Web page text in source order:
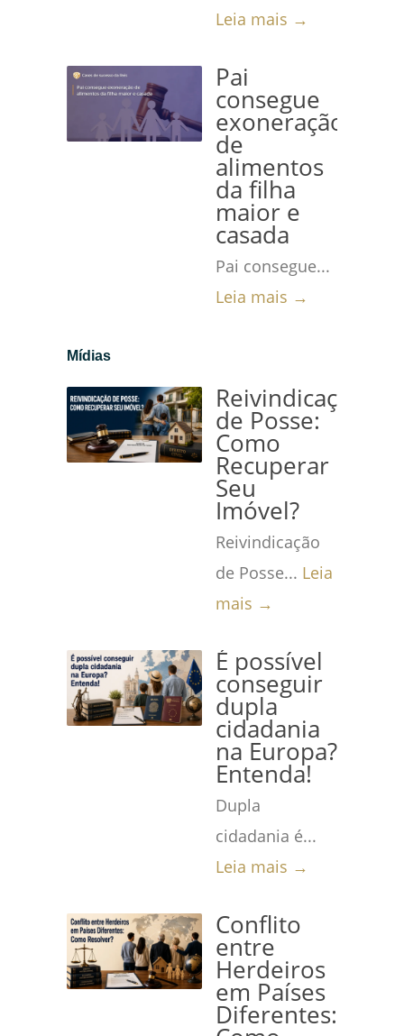
Leia mais →
Pai
consegue
exoneração
de
alimentos
da filha
maior e
casada
Pai consegue...
Leia mais →
Mídias
Reivindicação
de Posse:
Como
Recuperar
Seu
Imóvel?
Reivindicação
de Posse... Leia
mais →
É possível
conseguir
dupla
cidadania
na Europa?
Entenda!
Dupla
cidadania é...
Leia mais →
Conflito
entre
Herdeiros
em Países
Diferentes: